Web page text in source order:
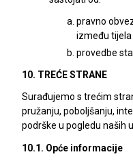
pravno
između tijela
provedbe
10. TREĆE STRANE
Surađujemo s trećim
pružanju, poboljšanju,
podrške u pogledu naših
10.1. Opće informacije